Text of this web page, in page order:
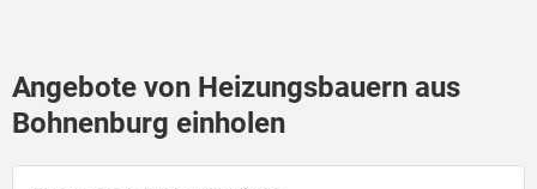
Angebote von Heizungsbauern aus
Bohnenburg einholen